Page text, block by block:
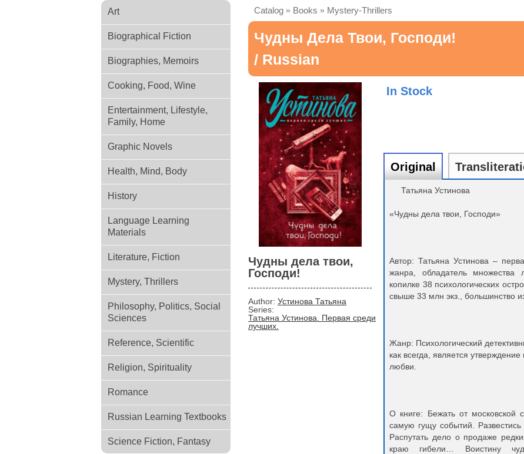
Art
Biographical Fiction
Biographies, Memoirs
Cooking, Food, Wine
Entertainment, Lifestyle,
Family, Home
Graphic Novels
Health, Mind, Body
History
Language Learning
Materials
Literature, Fiction
Mystery, Thrillers
Philosophy, Politics, Social
Sciences
Reference, Scientific
Religion, Spirituality
Romance
Russian Learning Textbooks
Science Fiction, Fantasy
Catalog » Books » Mystery-Thrillers
Чудны Дела Твои, Господи!
/ Russian
Чудны дела твои,
Господи!
Author: Устинова Татьяна
Series:
Татьяна Устинова. Первая среди
лучших.
In Stock
Original
Татьяна Устинова
«Чудны дела твои, Господи»
Автор: Татьяна Устинова –
жанра, обладатель
копилке 38 психологических
свыше 33 млн экз., большинство
Жанр: Психологический
как всегда, является
любви.
О книге: Бежать от московской
самую гущу событий.
Распутать дело о продаже
краю гибели… Воистину